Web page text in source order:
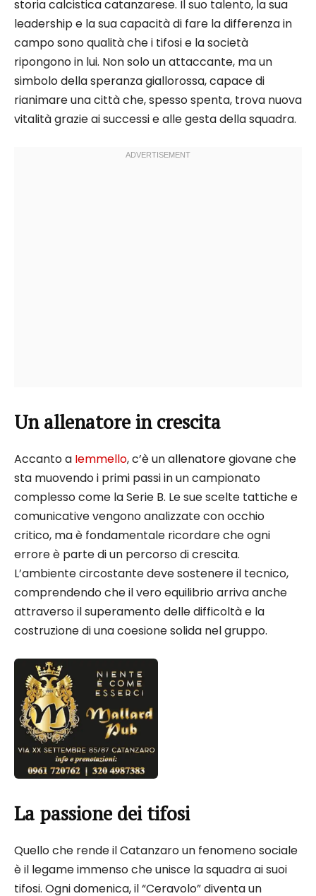
storia calcistica catanzarese. Il suo talento, la sua
leadership e la sua capacità di fare la differenza in
campo sono qualità che i tifosi e la società
ripongono in lui. Non solo un attaccante, ma un
simbolo della speranza giallorossa, capace di
rianimare una città che, spesso spenta, trova nuova
vitalità grazie ai successi e alle gesta della squadra.
Un allenatore in crescita
Accanto a Iemmello, c’è un allenatore giovane che
sta muovendo i primi passi in un campionato
complesso come la Serie B. Le sue scelte tattiche e
comunicative vengono analizzate con occhio
critico, ma è fondamentale ricordare che ogni
errore è parte di un percorso di crescita.
L’ambiente circostante deve sostenere il tecnico,
comprendendo che il vero equilibrio arriva anche
attraverso il superamento delle difficoltà e la
costruzione di una coesione solida nel gruppo.
La passione dei tifosi
Quello che rende il Catanzaro un fenomeno sociale
è il legame immenso che unisce la squadra ai suoi
tifosi. Ogni domenica, il “Ceravolo” diventa un